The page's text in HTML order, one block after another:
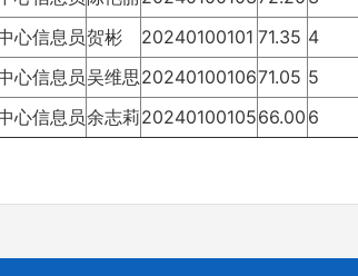
心信息员贺彬 20240100101 71.35 4
心信息员吴维思2024010010671.05 5
心信息员余志莉2024010010566.00 6